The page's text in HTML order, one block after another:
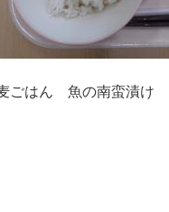
ごはん 魚の南蛮漬